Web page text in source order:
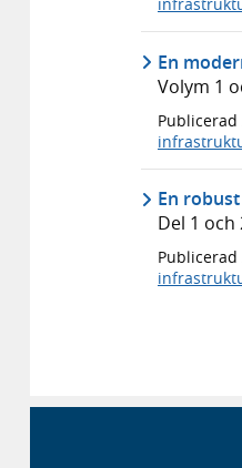
En
Volym 1
Publicerad
En
Del 1 och
Publicerad